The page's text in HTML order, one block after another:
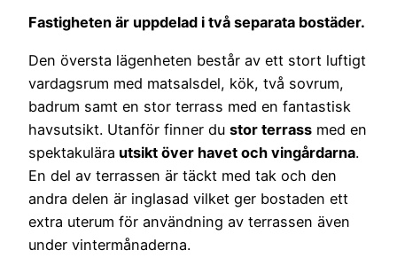
Fastigheten är uppdelad i två separata bostäder.
Den översta lägenheten består av ett stort luftigt
vardagsrum med matsalsdel, kök, två sovrum,
badrum samt en stor terrass med en fantastisk
havsutsikt. Utanför finner du stor terrass med en
spektakulära utsikt över havet och vingårdarna.
En del av terrassen är täckt med tak och den
andra delen är inglasad vilket ger bostaden ett
extra uterum för användning av terrassen även
under vintermånaderna.